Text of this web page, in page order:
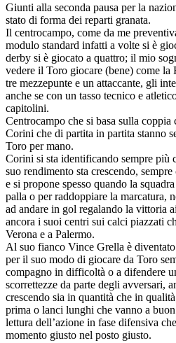
Giunti alla seconda pausa per la
stato di forma dei reparti granata.
Il centrocampo, come da me
modulo standard infatti a volte si è
derby si è giocato a quattro; il mio
vedere il Toro giocare (bene) come la
tre mezzepunte e un attaccante, gli
anche se con un tasso tecnico e
capitolini.
Centrocampo che si basa sulla
Corini che di partita in partita stanno
Toro per mano.
Corini si sta identificando sempre più
suo rendimento sta crescendo,
e si propone spesso quando la
palla o per raddoppiare la marcatura,
ad andare in gol regalando la vittoria
ancora i suoi centri sui calci piazzati
Verona e a Palermo.
Al suo fianco Vince Grella è
per il suo modo di giocare da Toro
compagno in difficoltà o a difendere
scorrettezze da parte degli avversari,
crescendo sia in quantità che in
prima o lanci lunghi che vanno a
lettura dell’azione in fase difensiva
momento giusto nel posto giusto.